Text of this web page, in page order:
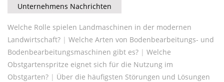
Unternehmens Nachrichten
Welche Rolle spielen Landmaschinen in der modernen
Landwirtschaft? | Welche Arten von Bodenbearbeitungs- und
Bodenbearbeitungsmaschinen gibt es? | Welche
Obstgartenspritze eignet sich für die Nutzung im
Obstgarten? | Über die häufigsten Störungen und Lösungen